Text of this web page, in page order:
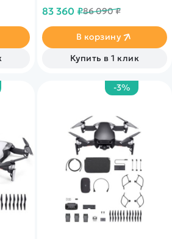
83 360 ₽86 090 ₽
В корзину
Купить в 1 клик
-3%